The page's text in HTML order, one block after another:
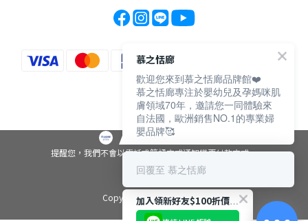
提醒您，我們不會以電話或簡訊方式通知變更付款方式。
Copyright© 2025 MUSTELA 加入領新好友$100折價券🔥
慕之恬廊
歡迎您來到慕之恬廊品牌館❤️
慕之恬廊專注於嬰幼兒及孕媽咪肌
膚領域70年，邀請您一同體驗來
自法國，歐洲銷售NO.1的專業婦
嬰品牌🥰
回覆至 慕之恬廊